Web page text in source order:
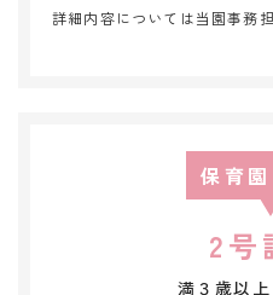
詳細内容については当園事務
保育
2号
満３歳以